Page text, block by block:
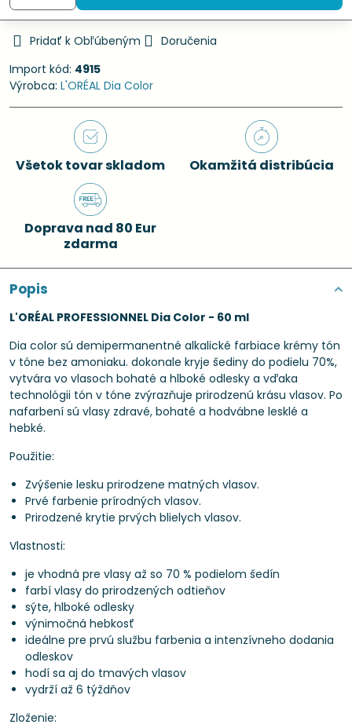
Pridať k Obľúbeným
Doručenia
Import kód: 4915
Výrobca: L'ORÉAL Dia Color
Všetok tovar skladom Okamžitá distribúcia
Doprava nad 80 Eur
zdarma
Popis
L'ORÉAL PROFESSIONNEL Dia Color - 60 ml
Dia color sú demipermanentné alkalické farbiace krémy tón
v tóne bez amoniaku. dokonale kryje šediny do podielu 70%,
vytvára vo vlasoch bohaté a hlboké odlesky a vďaka
technológii tón v tóne zvýrazňuje prirodzenú krásu vlasov. Po
nafarbení sú vlasy zdravé, bohaté a hodvábne lesklé a
hebké.
Použitie:
Zvýšenie lesku prirodzene matných vlasov.
Prvé farbenie prírodných vlasov.
Prirodzené krytie prvých blielych vlasov.
Vlastnosti:
je vhodná pre vlasy až so 70 % podielom šedín
farbí vlasy do prirodzených odtieňov
sýte, hlboké odlesky
výnimočná hebkosť
ideálne pre prvú službu farbenia a intenzívneho dodania
odleskov
hodí sa aj do tmavých vlasov
vydrží až 6 týždňov
Zloženie: